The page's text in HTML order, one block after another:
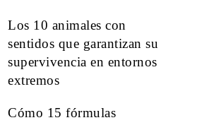
Los 10 animales con
sentidos que garantizan su
supervivencia en entornos
extremos
Cómo 15 fórmulas